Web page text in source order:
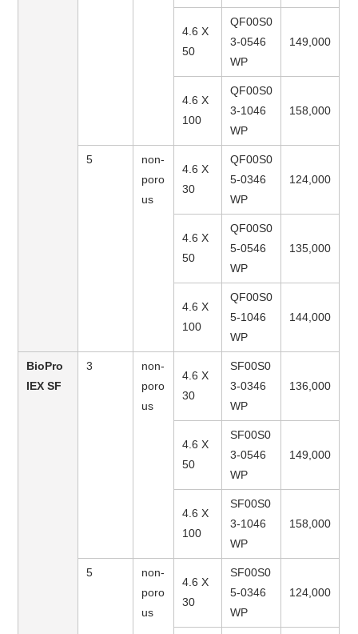
4.6 X
50
QF00S0
3-0546
WP
149,000
4.6 X
100
QF00S0
3-1046
WP
158,000
5
non-
poro
us
4.6 X
30
QF00S0
5-0346
WP
124,000
4.6 X
50
QF00S0
5-0546
WP
135,000
4.6 X
100
QF00S0
5-1046
WP
144,000
BioPro
IEX SF
3
non-
poro
us
4.6 X
30
SF00S0
3-0346
WP
136,000
4.6 X
50
SF00S0
3-0546
WP
149,000
4.6 X
100
SF00S0
3-1046
WP
158,000
5
non-
poro
us
4.6 X
30
SF00S0
5-0346
WP
124,000